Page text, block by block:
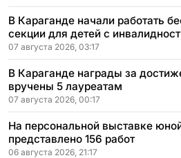
В Караганде начали работать
секции для детей с
07 августа 2026, 03:17
В Караганде награды за
вручены 5 лауреатам
07 августа 2026, 00:17
На персональной выставке
представлено 156 работ
06 августа 2026, 21:17